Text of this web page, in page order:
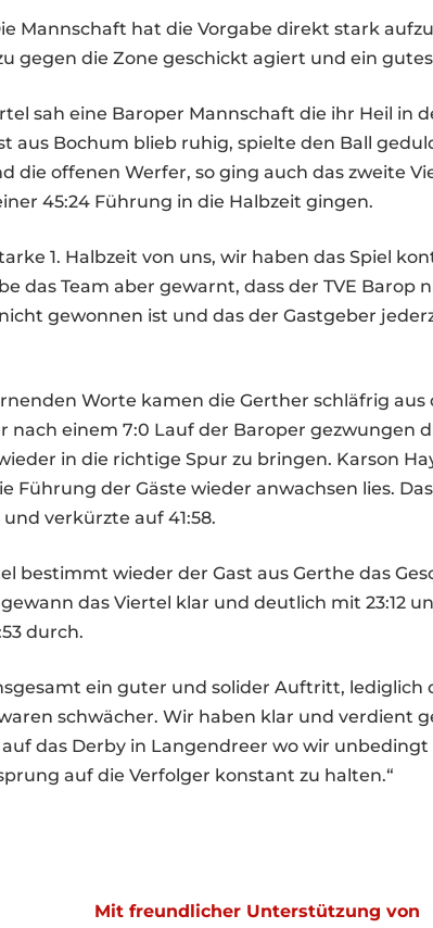
Mannschaft hat die Vorgabe direkt stark
gegen die Zone geschickt agiert und ein
sah eine Baroper Mannschaft die ihr Heil in
aus Bochum blieb ruhig, spielte den Ball
die offenen Werfer, so ging auch das zweite
45:24 Führung in die Halbzeit gingen.
1. Halbzeit von uns, wir haben das Spiel
das Team aber gewarnt, dass der TVE Barop
gewonnen ist und das der Gastgeber
Worte kamen die Gerther schläfrig aus
nach einem 7:0 Lauf der Baroper gezwungen
in die richtige Spur zu bringen. Karson
Führung der Gäste wieder anwachsen lies.
und verkürzte auf 41:58.
bestimmt wieder der Gast aus Gerthe das
das Viertel klar und deutlich mit 23:12
durch.
ein guter und solider Auftritt, lediglich
schwächer. Wir haben klar und verdient
das Derby in Langendreer wo wir
auf die Verfolger konstant zu halten.“
Mit freundlicher Unterstützung von